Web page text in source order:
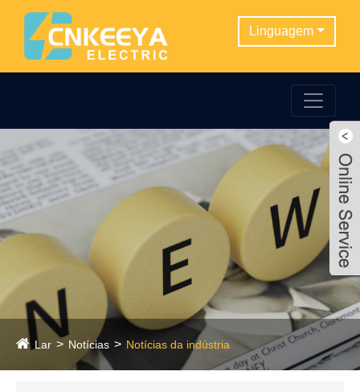
Linguagem
Lar Notícias Notícias da indústria